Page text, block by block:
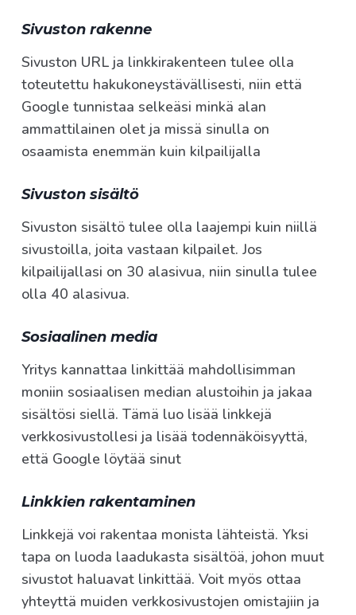
Sivuston rakenne
Sivuston URL ja linkkirakenteen tulee olla
toteutettu hakukoneystävällisesti, niin että
Google tunnistaa selkeäsi minkä alan
ammattilainen olet ja missä sinulla on
osaamista enemmän kuin kilpailijalla
Sivuston sisältö
Sivuston sisältö tulee olla laajempi kuin niillä
sivustoilla, joita vastaan kilpailet. Jos
kilpailijallasi on 30 alasivua, niin sinulla tulee
olla 40 alasivua.
Sosiaalinen media
Yritys kannattaa linkittää mahdollisimman
moniin sosiaalisen median alustoihin ja jakaa
sisältösi siellä. Tämä luo lisää linkkejä
verkkosivustollesi ja lisää todennäköisyyttä,
että Google löytää sinut
Linkkien rakentaminen
Linkkejä voi rakentaa monista lähteistä. Yksi
tapa on luoda laadukasta sisältöä, johon muut
sivustot haluavat linkittää. Voit myös ottaa
yhteyttä muiden verkkosivustojen omistajiin ja